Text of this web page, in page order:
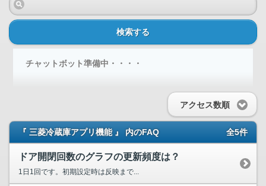
検索する
チャットボット準備中・・・・
アクセス数順
『 三菱冷蔵庫アプリ機能 』 内のFAQ 全5件
ドア開閉回数のグラフの更新頻度は？
1日1回です。初期設定時は反映まで...